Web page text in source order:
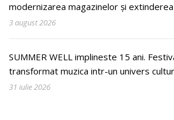
modernizarea magazinelor și
3 august 2026
SUMMER WELL implineste 15 ani.
transformat muzica intr-un univers
31 iulie 2026